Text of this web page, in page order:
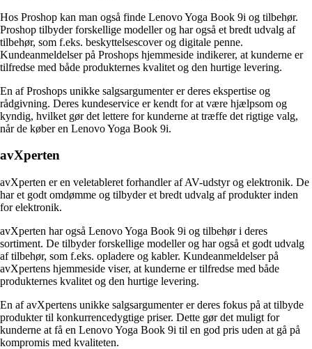
Hos Proshop kan man også finde Lenovo Yoga Book 9i og tilbehør.
Proshop tilbyder forskellige modeller og har også et bredt udvalg af
tilbehør, som f.eks. beskyttelsescover og digitale penne.
Kundeanmeldelser på Proshops hjemmeside indikerer, at kunderne er
tilfredse med både produkternes kvalitet og den hurtige levering.
En af Proshops unikke salgsargumenter er deres ekspertise og
rådgivning. Deres kundeservice er kendt for at være hjælpsom og
kyndig, hvilket gør det lettere for kunderne at træffe det rigtige valg,
når de køber en Lenovo Yoga Book 9i.
avXperten
avXperten er en veletableret forhandler af AV-udstyr og elektronik. De
har et godt omdømme og tilbyder et bredt udvalg af produkter inden
for elektronik.
avXperten har også Lenovo Yoga Book 9i og tilbehør i deres
sortiment. De tilbyder forskellige modeller og har også et godt udvalg
af tilbehør, som f.eks. opladere og kabler. Kundeanmeldelser på
avXpertens hjemmeside viser, at kunderne er tilfredse med både
produkternes kvalitet og den hurtige levering.
En af avXpertens unikke salgsargumenter er deres fokus på at tilbyde
produkter til konkurrencedygtige priser. Dette gør det muligt for
kunderne at få en Lenovo Yoga Book 9i til en god pris uden at gå på
kompromis med kvaliteten.